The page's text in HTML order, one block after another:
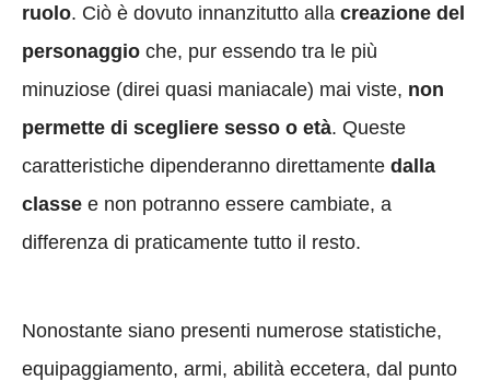
ruolo. Ciò è dovuto innanzitutto alla creazione del
personaggio che, pur essendo tra le più
minuziose (direi quasi maniacale) mai viste, non
permette di scegliere sesso o età. Queste
caratteristiche dipenderanno direttamente dalla
classe e non potranno essere cambiate, a
differenza di praticamente tutto il resto.
Nonostante siano presenti numerose statistiche,
equipaggiamento, armi, abilità eccetera, dal punto